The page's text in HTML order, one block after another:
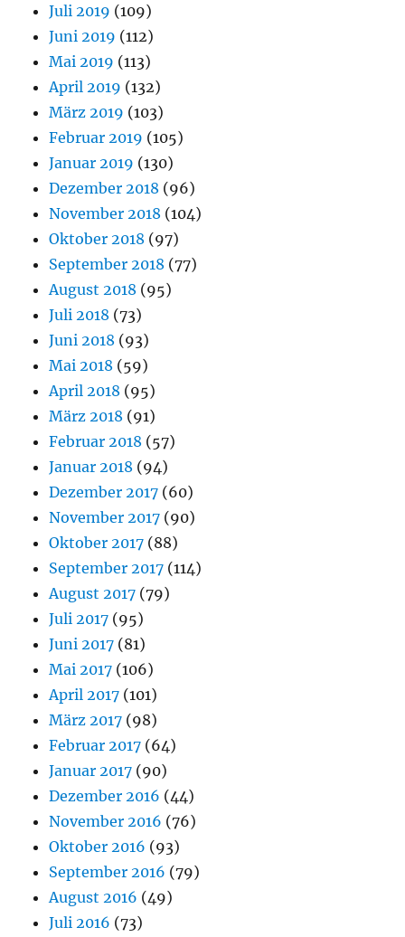
Juli 2019 (109)
Juni 2019 (112)
Mai 2019 (113)
April 2019 (132)
März 2019 (103)
Februar 2019 (105)
Januar 2019 (130)
Dezember 2018 (96)
November 2018 (104)
Oktober 2018 (97)
September 2018 (77)
August 2018 (95)
Juli 2018 (73)
Juni 2018 (93)
Mai 2018 (59)
April 2018 (95)
März 2018 (91)
Februar 2018 (57)
Januar 2018 (94)
Dezember 2017 (60)
November 2017 (90)
Oktober 2017 (88)
September 2017 (114)
August 2017 (79)
Juli 2017 (95)
Juni 2017 (81)
Mai 2017 (106)
April 2017 (101)
März 2017 (98)
Februar 2017 (64)
Januar 2017 (90)
Dezember 2016 (44)
November 2016 (76)
Oktober 2016 (93)
September 2016 (79)
August 2016 (49)
Juli 2016 (73)